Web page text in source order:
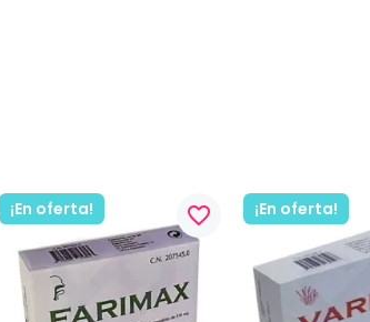
¡En oferta! favorite_border ¡En oferta!